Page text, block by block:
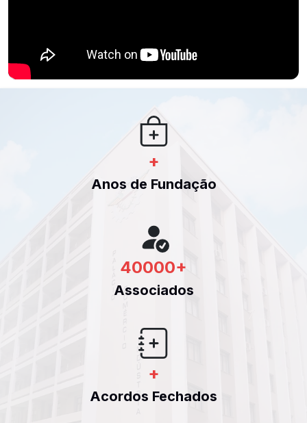
+
Anos de Fundação
40000+
Associados
+
Acordos Fechados